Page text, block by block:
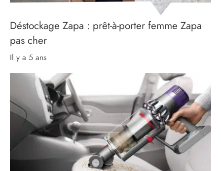
Déstockage Zapa : prêt-à-porter femme Zapa
pas cher
il y a 5 ans